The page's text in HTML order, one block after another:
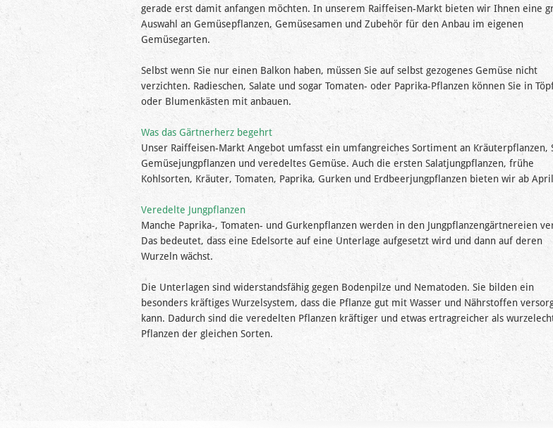
gerade erst damit anfangen möchten. In unserem Raiffeisen-Markt bieten wir Ihnen eine
Auswahl an Gemüsepflanzen, Gemüsesamen und Zubehör für den Anbau im eigenen
Gemüsegarten.
Selbst wenn Sie nur einen Balkon haben, müssen Sie auf selbst gezogenes Gemüse nicht
verzichten. Radieschen, Salate und sogar Tomaten- oder Paprika-Pflanzen können Sie in
oder Blumenkästen mit anbauen.
Was das Gärtnerherz begehrt
Unser Raiffeisen-Markt Angebot umfasst ein umfangreiches Sortiment an Kräuterpflanzen,
Gemüsejungpflanzen und veredeltes Gemüse. Auch die ersten Salatjungpflanzen, frühe
Kohlsorten, Kräuter, Tomaten, Paprika, Gurken und Erdbeerjungpflanzen bieten wir ab
Veredelte Jungpflanzen
Manche Paprika-, Tomaten- und Gurkenpflanzen werden in den Jungpflanzengärtnereien
Das bedeutet, dass eine Edelsorte auf eine Unterlage aufgesetzt wird und dann auf deren
Wurzeln wächst.
Die Unterlagen sind widerstandsfähig gegen Bodenpilze und Nematoden. Sie bilden ein
besonders kräftiges Wurzelsystem, dass die Pflanze gut mit Wasser und Nährstoffen
kann. Dadurch sind die veredelten Pflanzen kräftiger und etwas ertragreicher als
Pflanzen der gleichen Sorten.